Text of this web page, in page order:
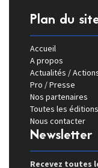
Plan du
Accueil
A propos
Actualités /
Pro / Presse
Nos partenaires
Toutes les
Nous contacter
Newsletter
Recevez toutes